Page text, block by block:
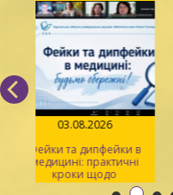
03.08.2026
Фейки та дипфейки в
медицині: практичні
кроки щодо
розпізнавання